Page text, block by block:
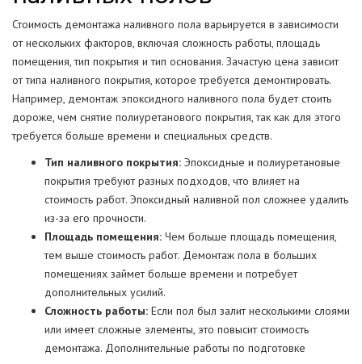
Стоимость демонтажа наливного пола варьируется в зависимости
от нескольких факторов, включая сложность работы, площадь
помещения, тип покрытия и тип основания. Зачастую цена зависит
от типа наливного покрытия, которое требуется демонтировать.
Например, демонтаж эпоксидного наливного пола будет стоить
дороже, чем снятие полиуретанового покрытия, так как для этого
требуется больше времени и специальных средств.
Тип наливного покрытия: Эпоксидные и полиуретановые
покрытия требуют разных подходов, что влияет на
стоимость работ. Эпоксидный наливной пол сложнее удалить
из-за его прочности.
Площадь помещения: Чем больше площадь помещения,
тем выше стоимость работ. Демонтаж пола в больших
помещениях займет больше времени и потребует
дополнительных усилий.
Сложность работы: Если пол был залит несколькими слоями
или имеет сложные элементы, это повысит стоимость
демонтажа. Дополнительные работы по подготовке